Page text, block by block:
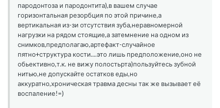
пародонтоза и пародонтита),в вашем случае
горизонтальная резорбция по этой причине,а
вертикальная из-зи отсутствия зуба,неравномерной
нагрузки на рядом стоящие,а затемнение на одном из
снимков,предполагаю,артефакт-случайное
пятно+структура кости....это лишь предположение,оно не
обьективно,т.к. не вижу полостьрта)пользуйтесь зубной
нитью,не допускайте остатков еды,но
аккуратно,хроническая травма десны так же вызывает её
воспаление!=)